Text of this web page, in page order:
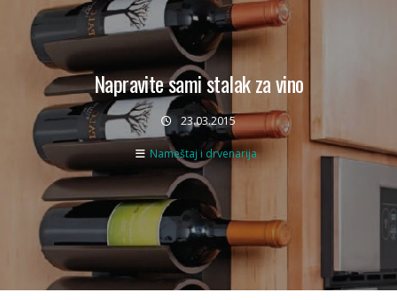
Napravite sami stalak za vino
23.03.2015
Nameštaj i drvenarija